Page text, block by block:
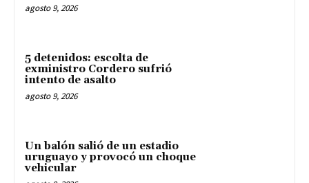
agosto 9, 2026
5 detenidos: escolta de
exministro Cordero sufrió
intento de asalto
agosto 9, 2026
Un balón salió de un estadio
uruguayo y provocó un choque
vehicular